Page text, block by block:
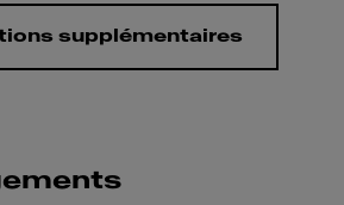
supplémentaires